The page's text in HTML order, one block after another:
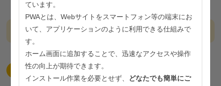
健診受診の機会
会社にお勤めの方（常時雇用されている方）
ています。
PWAとは、Webサイトをスマートフォン等の端末にお
いて、アプリケーションのように利用できる仕組みで
す。
ホーム画面に追加することで、迅速なアクセスや操作
性の向上が期待できます。
インストール作業を必要とせず、 どなたでも簡単にご